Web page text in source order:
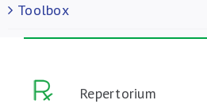
Toolbox
Repertorium